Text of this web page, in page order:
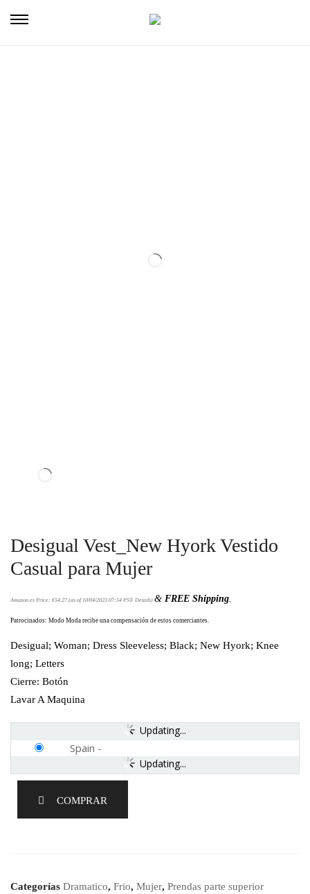
Desigual Vest_New Hyork Vestido
Casual para Mujer
Amazon.es Price: €54.27 (as of 10/04/2023 07:54 PST- Details) & FREE Shipping.
Patrocinados: Modo Moda recibe una compensación de estos comerciantes.
Desigual; Woman; Dress Sleeveless; Black; New Hyork; Knee
long; Letters
Cierre: Botón
Lavar A Maquina
Updating...
Updating...
Spain -
COMPRAR
Categorías Dramatico, Frio, Mujer, Prendas parte superior